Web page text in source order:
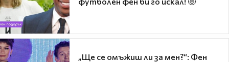
„Ще се омъжиш ли за мен?“: Фен